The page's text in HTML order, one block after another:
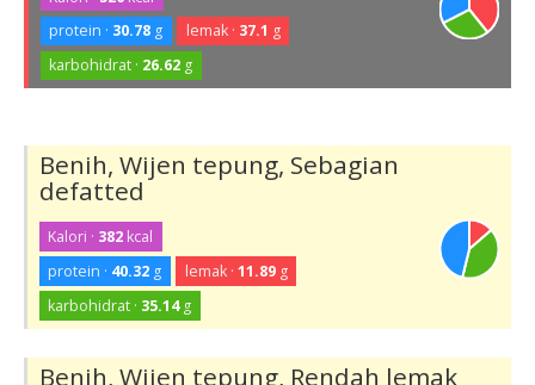
protein · 30.78 g lemak · 37.1 g
karbohidrat · 26.62 g
Benih, Wijen tepung, Sebagian
defatted
Kalori · 382 kcal
protein · 40.32 g lemak · 11.89g
karbohidrat · 35.14g
Benih, Wijen tepung, Rendah lemak